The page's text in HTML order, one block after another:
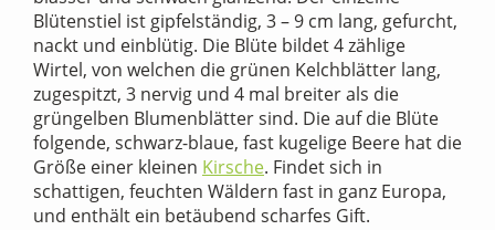
Blütenstiel ist gipfelständig, 3 – 9 cm lang, gefurcht,
nackt und einblütig. Die Blüte bildet 4 zählige
Wirtel, von welchen die grünen Kelchblätter lang,
zugespitzt, 3 nervig und 4 mal breiter als die
grüngelben Blumenblätter sind. Die auf die Blüte
folgende, schwarz-blaue, fast kugelige Beere hat die
Größe einer kleinen Kirsche. Findet sich in
schattigen, feuchten Wäldern fast in ganz Europa,
und enthält ein betäubend scharfes Gift.